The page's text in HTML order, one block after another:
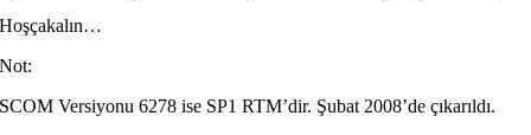
Hoşçakalın…
Not:
SCOM Versiyonu 6278 ise SP1 RTM’dir. Şubat 2008’de çıkarıldı.